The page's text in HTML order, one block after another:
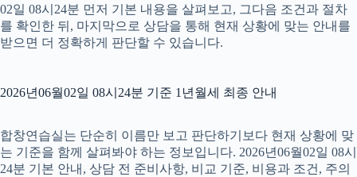
02일 08시24분 먼저 기본 내용을 살펴보고, 그다음 조건과 절차
를 확인한 뒤, 마지막으로 상담을 통해 현재 상황에 맞는 안내를
받으면 더 정확하게 판단할 수 있습니다.
2026년06월02일 08시24분 기준 1년월세 최종 안내
합창연습실는 단순히 이름만 보고 판단하기보다 현재 상황에 맞
는 기준을 함께 살펴봐야 하는 정보입니다. 2026년06월02일 08시
24분 기본 안내, 상담 전 준비사항, 비교 기준, 비용과 조건, 주의